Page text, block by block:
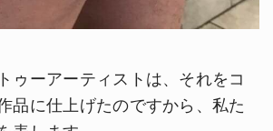
ゥーアーティストは、それをコ
品に仕上げたのですから、私た